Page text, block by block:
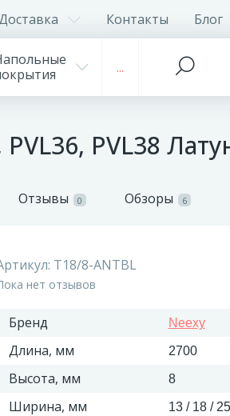
Контакты Блог
...
PVL38
Отзывы 0 Обзоры 6
T18/8-ANTBL
нет отзывов
Бренд Neexy
Длина, мм 2700
Высота, мм 8
Ширина, мм 13 / 18 / 25